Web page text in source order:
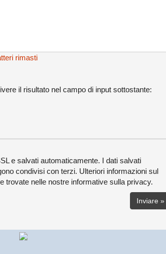
rimasti
il risultato nel campo di input sottostante:
e salvati automaticamente. I dati salvati
condivisi con terzi. Ulteriori informazioni sul
trovate nelle nostre informative sulla privacy.